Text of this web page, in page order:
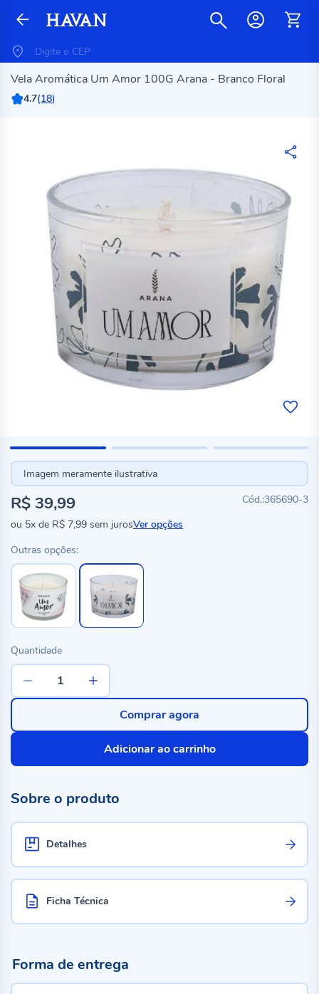
Vela Aromática Um Amor 100G Arana - Branco Floral
4.7(18)
Imagem meramente ilustrativa
365690-3
R$ 39,99
ou 5x de R$ 7,99 sem jurosVer opções
Outras opções:
Quantidade
Adicionar ao carrinho
Comprar agora
Sobre o produto
Detalhes
Ficha Técnica
Forma de entrega